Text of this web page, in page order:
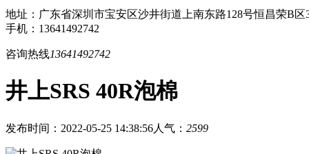
地址：广东省深圳市宝安区沙井街道上南东路128号恒昌荣B区
手机：13641492742
咨询热线13641492742
井上SRS 40R泡棉
发布时间：2022-05-25 14:38:56人气： 2599